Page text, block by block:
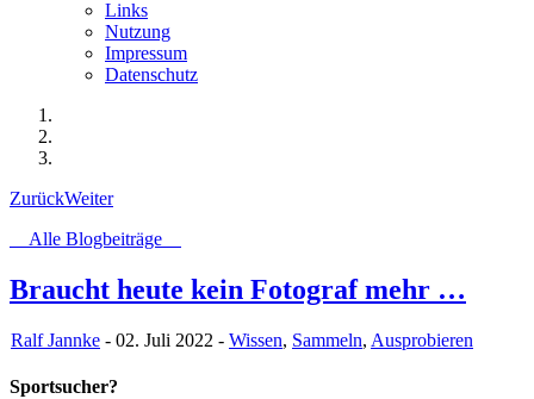
Links
Nutzung
Impressum
Datenschutz
ZurückWeiter
Alle Blogbeiträge
Braucht heute kein Fotograf mehr …
Ralf Jannke - 02. Juli 2022 - Wissen, Sammeln, Ausprobieren
Sportsucher?